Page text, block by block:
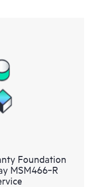
Foundation
MSM466‑R